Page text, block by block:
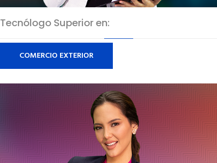
Tecnólogo Superior en:
COMERCIO EXTERIOR